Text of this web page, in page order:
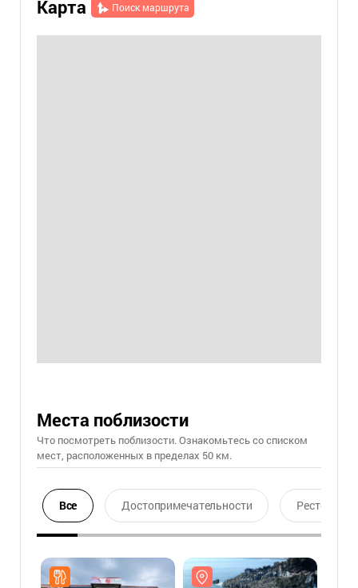
Карта Поиск маршрута
Места поблизости
Что посмотреть поблизости. Ознакомьтесь со списком
мест, расположенных в пределах 50 км.
Все Достопримечательности Ресторан